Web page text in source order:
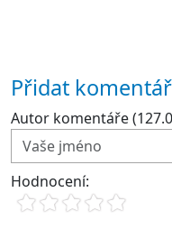
Přidat
Autor komentáře
Hodnocení: